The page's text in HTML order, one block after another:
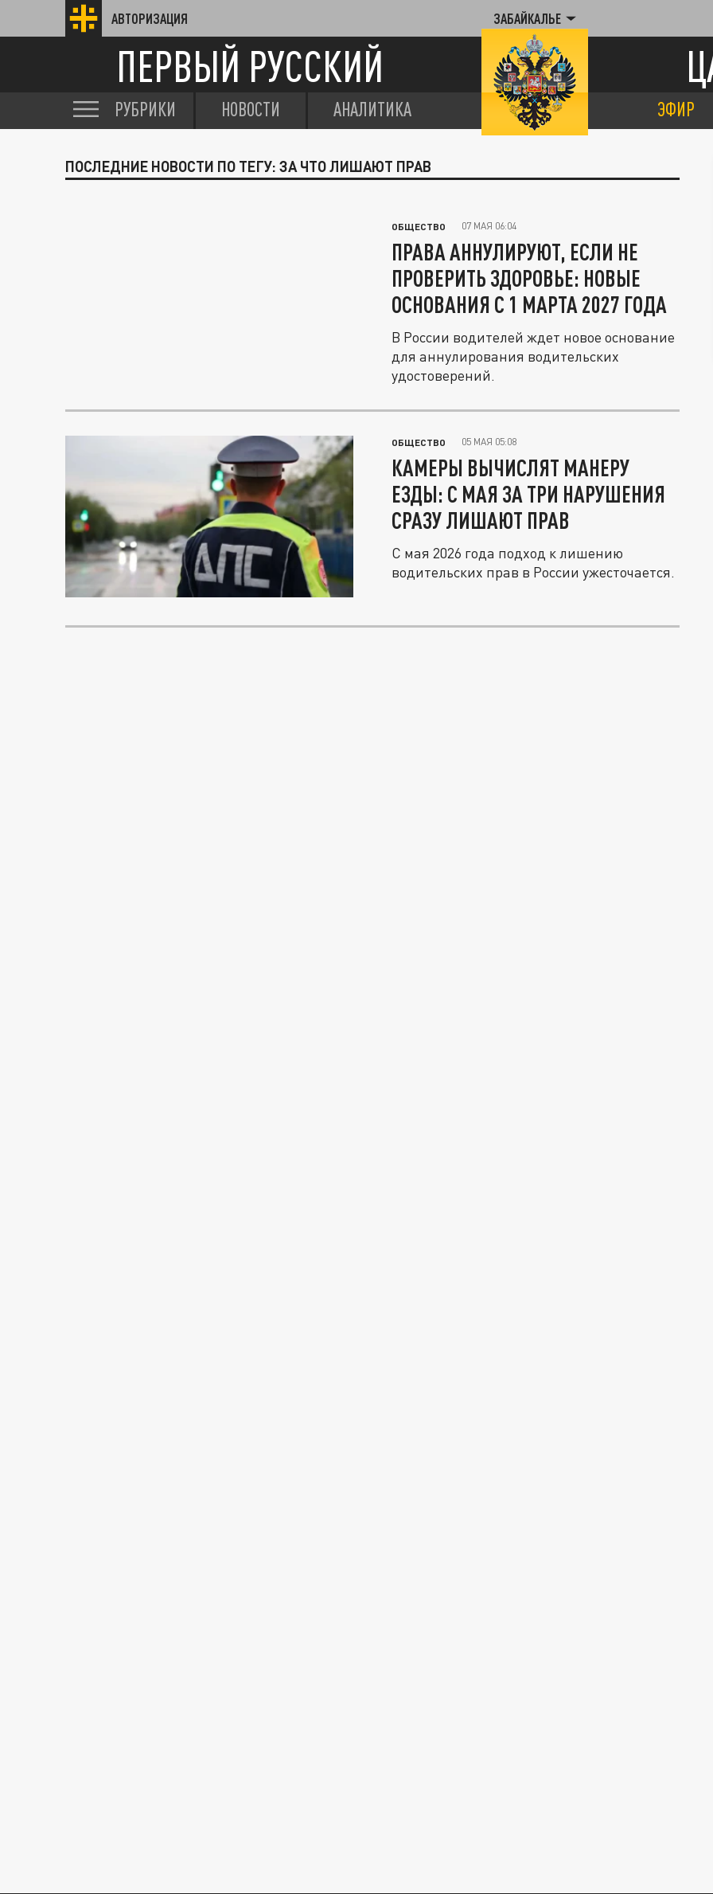
АВТОРИЗАЦИЯ ЗАБАЙКАЛЬЕ
ПЕРВЫЙ РУССКИЙ
РУБРИКИ НОВОСТИ АНАЛИТИКА ЭФИР
ПОСЛЕДНИЕ НОВОСТИ ПО ТЕГУ: ЗА ЧТО ЛИШАЮТ ПРАВ
ОБЩЕСТВО 07 МАЯ 06:04
ПРАВА АННУЛИРУЮТ, ЕСЛИ НЕ
ПРОВЕРИТЬ ЗДОРОВЬЕ: НОВЫЕ
ОСНОВАНИЯ С 1 МАРТА 2027 ГОДА
В России водителей ждет новое основание
для аннулирования водительских
удостоверений.
ОБЩЕСТВО 05 МАЯ 05:08
КАМЕРЫ ВЫЧИСЛЯТ МАНЕРУ
ЕЗДЫ: С МАЯ ЗА ТРИ НАРУШЕНИЯ
СРАЗУ ЛИШАЮТ ПРАВ
С мая 2026 года подход к лишению
водительских прав в России ужесточается.